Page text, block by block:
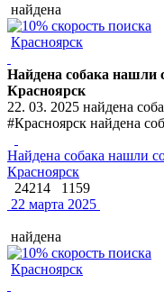
найдена
Красноярск
Найдена собака нашли
Красноярск
22. 03. 2025 найдена
#Красноярск найдена
Найдена собака нашли
Красноярск
24214
1159
22 марта 2025
найдена
Красноярск